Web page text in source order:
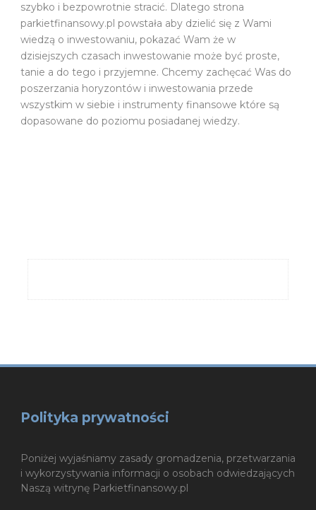
szybko i bezpowrotnie stracić. Dlatego strona
parkietfinansowy.pl powstała aby dzielić się z Wami
wiedzą o inwestowaniu, pokazać Wam że w
dzisiejszych czasach inwestowanie może być proste,
tanie a do tego i przyjemne. Chcemy zachęcać Was do
poszerzania horyzontów i inwestowania przede
wszystkim w siebie i instrumenty finansowe które są
dopasowane do poziomu posiadanej wiedzy.
Polityka prywatności
Poniżej wyjaśniamy zasady gromadzenia, przetwarzania
i wykorzystywania informacji o osobach odwiedzających
Naszą witrynę Parkietfinansowy.pl